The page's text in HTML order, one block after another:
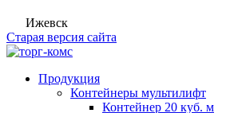
Ижевск
Старая версия сайта
Продукция
Контейнеры мультилифт
Контейнер 20 куб. м